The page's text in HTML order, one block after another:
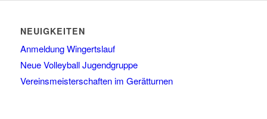
NEUIGKEITEN
Anmeldung Wingertslauf
Neue Volleyball Jugendgruppe
Vereinsmeisterschaften im Gerätturnen